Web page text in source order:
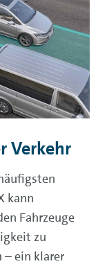
Verkehr
kann
Fahrzeuge
zu
– ein klarer